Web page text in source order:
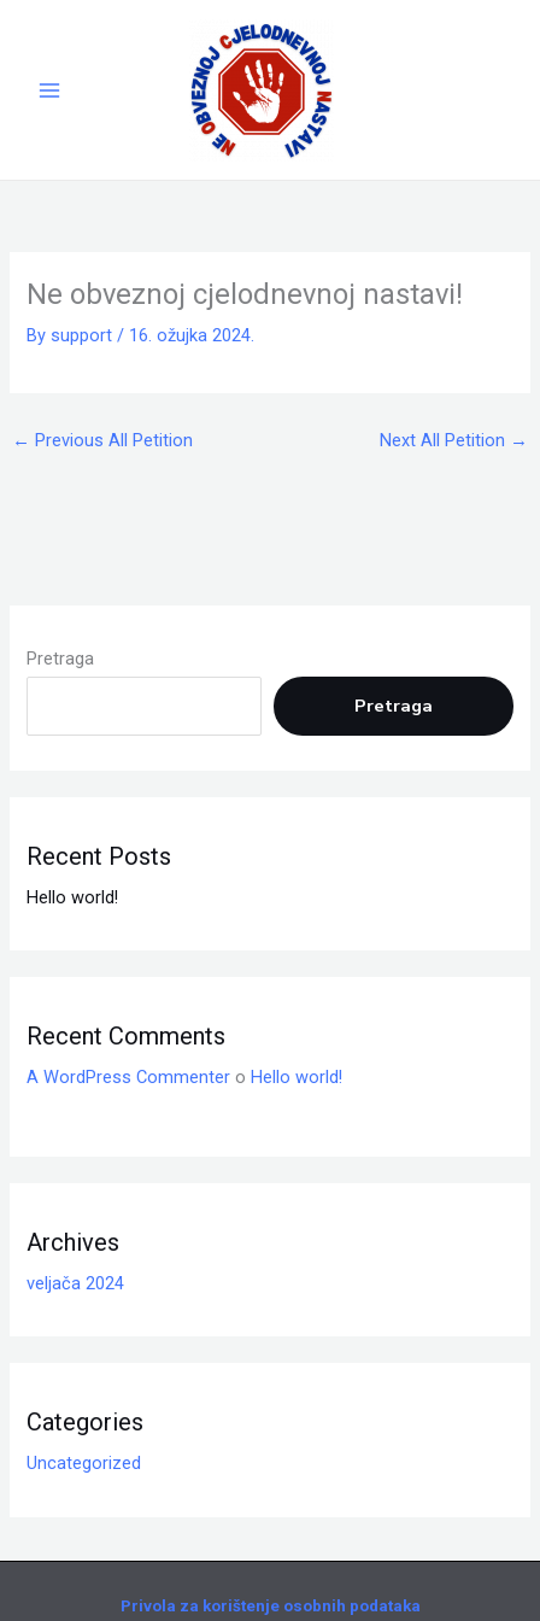
Ne obveznoj cjelodnevnoj nastavi!
By support/ 16. ožujka 2024.
← Previous All Petition Next All Petition →
Pretraga
Pretraga
Recent Posts
Hello world!
Recent Comments
A WordPress Commenter oHello world!
Archives
veljača 2024
Categories
Uncategorized
Privola za korištenje osobnih podataka